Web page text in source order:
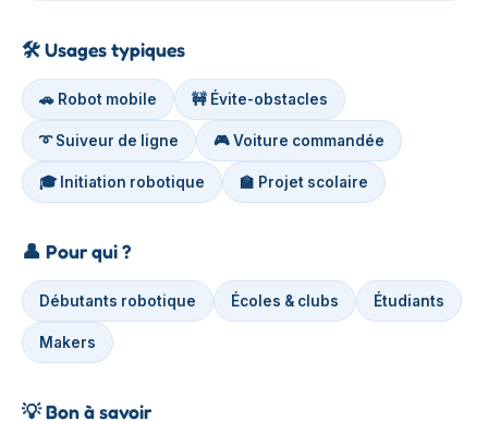
🛠️Usages typiques
🚗 Robot mobile 🚧 Évite-obstacles
➰ Suiveur de ligne 🎮 Voiture commandée
🎓 Initiation robotique 🏫 Projet scolaire
👤 Pour qui ?
Débutants robotique Écoles & clubs Étudiants
Makers
💡Bon à savoir